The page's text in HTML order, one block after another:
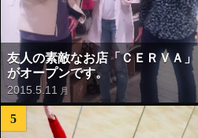
友人の素敵なお店「ＣＥＲＶＡ」
がオープンです。
2015 5.11 月
5